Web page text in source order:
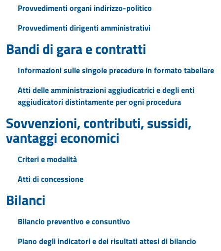
Provvedimenti organi indirizzo-politico
Provvedimenti dirigenti amministrativi
Bandi di gara e contratti
Informazioni sulle singole precedure in formato tabellare
Atti delle amministrazioni aggiudicatrici e degli enti
aggiudicatori distintamente per ogni procedura
Sovvenzioni, contributi, sussidi,
vantaggi economici
Criteri e modalità
Atti di concessione
Bilanci
Bilancio preventivo e consuntivo
Piano degli indicatori e dei risultati attesi di bilancio